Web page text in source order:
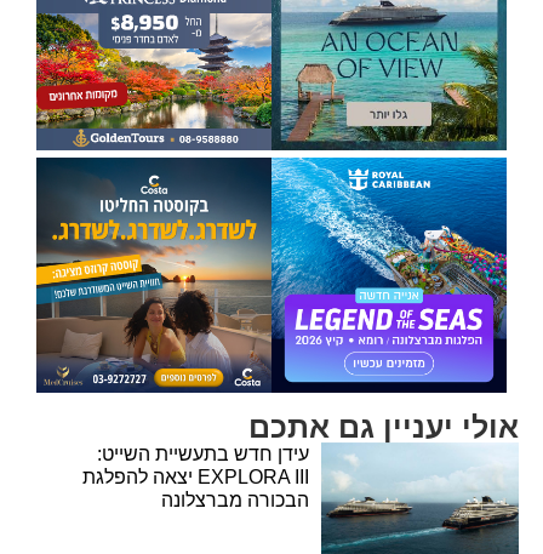
אולי יעניין גם אתכם
עידן חדש בתעשיית השייט:
EXPLORA III יצאה להפלגת
הבכורה מברצלונה